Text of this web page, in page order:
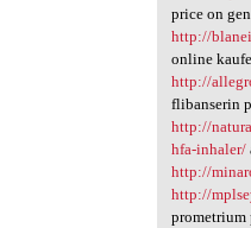
price on
http://
online
http://
flibanserin
http://
hfa-inhaler/
http://
http://
prometrium